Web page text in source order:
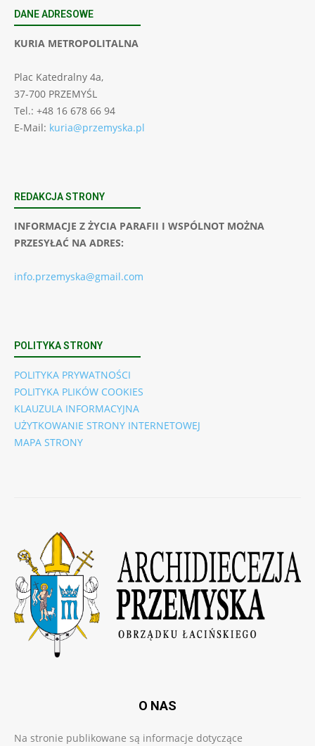
DANE ADRESOWE
KURIA METROPOLITALNA
Plac Katedralny 4a,
37-700 PRZEMYŚL
Tel.: +48 16 678 66 94
E-Mail: kuria@przemyska.pl
REDAKCJA STRONY
INFORMACJE Z ŻYCIA PARAFII I WSPÓLNOT MOŻNA
PRZESYŁAĆ NA ADRES:
info.przemyska@gmail.com
POLITYKA STRONY
POLITYKA PRYWATNOŚCI
POLITYKA PLIKÓW COOKIES
KLAUZULA INFORMACYJNA
UŻYTKOWANIE STRONY INTERNETOWEJ
MAPA STRONY
O NAS
Na stronie publikowane są informacje dotyczące